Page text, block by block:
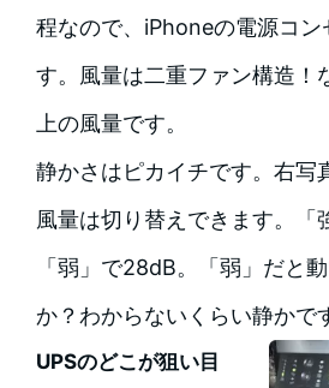
程なので、iPhoneの電源コン
す。風量は二重ファン構造！
上の風量です。
静かさはピカイチです。右写
風量は切り替えできます。「
「弱」で28dB。「弱」だと
か？わからないくらい静かで
UPSのどこが狙い目